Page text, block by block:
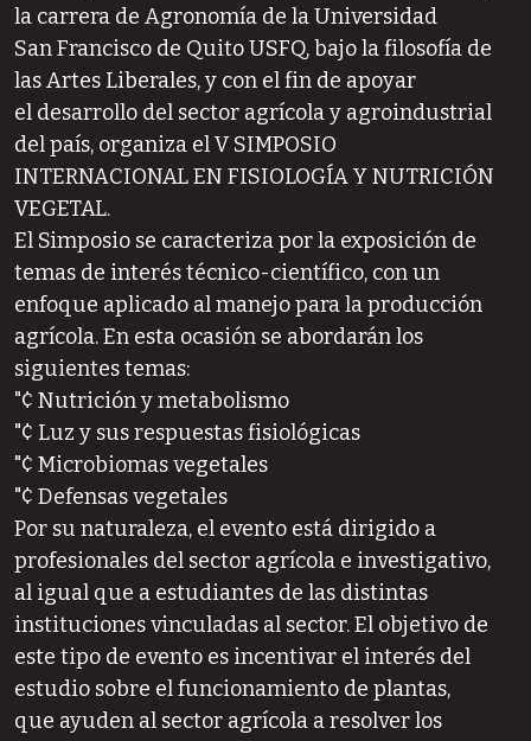
la carrera de Agronomía de la Universidad
San Francisco de Quito USFQ, bajo la filosofía de
las Artes Liberales, y con el fin de apoyar
el desarrollo del sector agrícola y agroindustrial
del país, organiza el V SIMPOSIO
INTERNACIONAL EN FISIOLOGÍA Y NUTRICIÓN
VEGETAL.
El Simposio se caracteriza por la exposición de
temas de interés técnico-científico, con un
enfoque aplicado al manejo para la producción
agrícola. En esta ocasión se abordarán los
siguientes temas:
"¢ Nutrición y metabolismo
"¢ Luz y sus respuestas fisiológicas
"¢ Microbiomas vegetales
"¢ Defensas vegetales
Por su naturaleza, el evento está dirigido a
profesionales del sector agrícola e investigativo,
al igual que a estudiantes de las distintas
instituciones vinculadas al sector. El objetivo de
este tipo de evento es incentivar el interés del
estudio sobre el funcionamiento de plantas,
que ayuden al sector agrícola a resolver los